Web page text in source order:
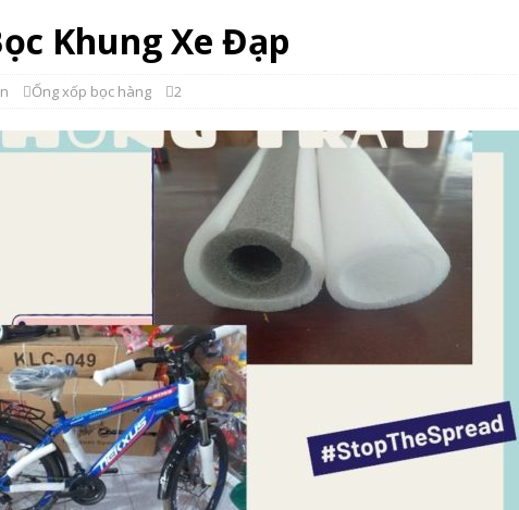
Khung Xe Đạp
Ống xốp bọc hàng 2